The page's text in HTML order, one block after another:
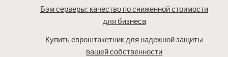
Бэм серверы: качество по сниженной стоимости
для бизнеса
Купить евроштакетник для надежной защиты
вашей собственности